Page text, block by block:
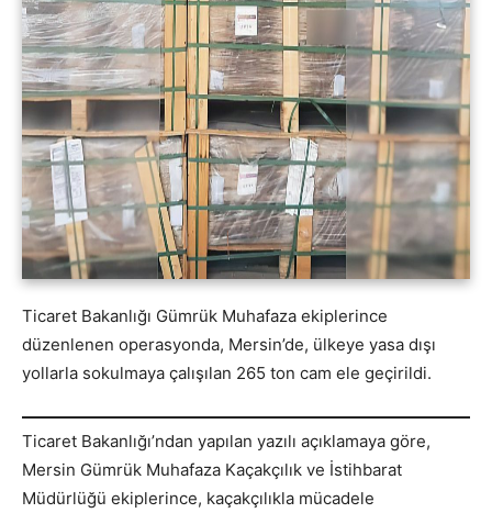
Ticaret Bakanlığı Gümrük Muhafaza ekiplerince
düzenlenen operasyonda, Mersin’de, ülkeye yasa dışı
yollarla sokulmaya çalışılan 265 ton cam ele geçirildi.
Ticaret Bakanlığı’ndan yapılan yazılı açıklamaya göre,
Mersin Gümrük Muhafaza Kaçakçılık ve İstihbarat
Müdürlüğü ekiplerince, kaçakçılıkla mücadele